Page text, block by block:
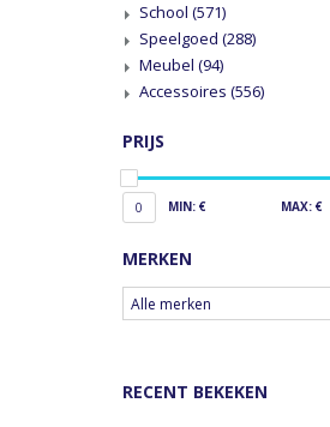
School (571)
Speelgoed (288)
Meubel (94)
Accessoires (556)
PRIJS
0 MIN: € MAX: €
MERKEN
RECENT BEKEKEN